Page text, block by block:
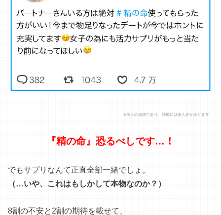
※個人の感想であり、効果には個人差があります。
『精の命』恐るべしです…！
でもサプリなんて正直全部一緒でしょ。
私もこのサプリを試したところ…